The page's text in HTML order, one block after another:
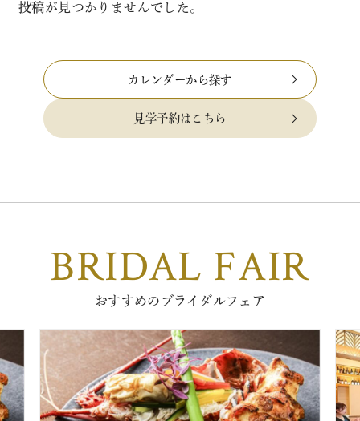
投稿が見つかりませんでした。
カレンダーから探す
見学予約はこちら
BRIDAL FAIR
おすすめのブライダルフェア